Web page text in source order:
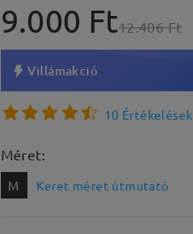
9.000 Ft12.406 Ft
Villámakció
10 Értékelések
Méret:
M Keret méret útmutató